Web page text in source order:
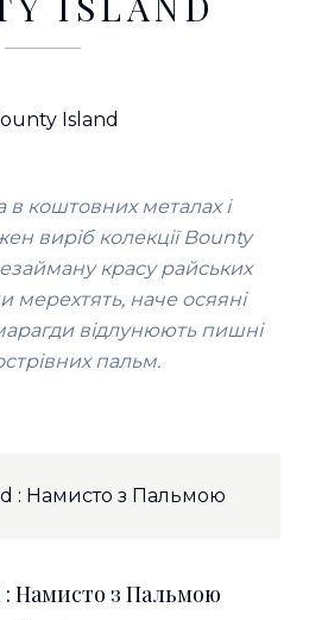
в коштовних металах і
виріб колекції Bounty
красу райських
мерехтять, наче осяяні
відлунюють пишні
пальм.
Намисто з Пальмою